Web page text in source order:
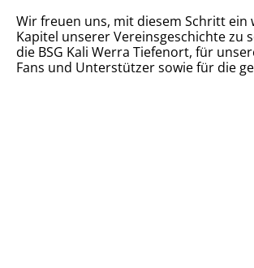
Wir freuen uns, mit diesem Schritt ein
Kapitel unserer Vereinsgeschichte zu
die BSG Kali Werra Tiefenort, für
Fans und Unterstützer sowie für die